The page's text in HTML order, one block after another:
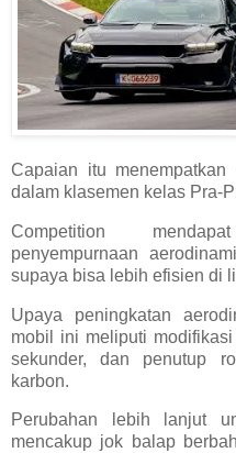
Capaian itu
dalam klasemen kelas Pra-
Competition
penyempurnaan
supaya bisa lebih efisien di
Upaya peningkatan
mobil ini meliputi
sekunder, dan penutup
karbon.
Perubahan lebih lanjut
mencakup jok balap